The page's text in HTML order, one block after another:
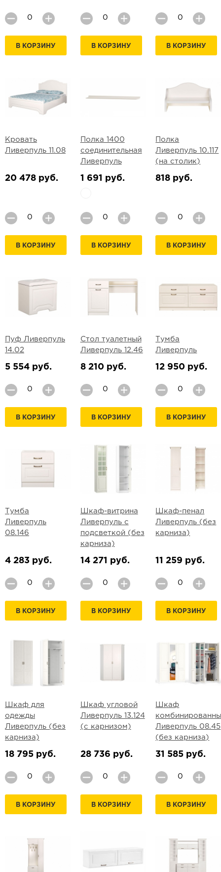
В КОРЗИНУ В КОРЗИНУ В КОРЗИНУ
Кровать
Ливерпуль 11.08
20 478 руб.
В КОРЗИНУ
Полка 1400
соединительная
Ливерпуль
1 691 руб.
В КОРЗИНУ
Полка
Ливерпуль 10.117
(на столик)
818 руб.
В КОРЗИНУ
Пуф Ливерпуль
14.02
5 554 руб.
В КОРЗИНУ
Стол туалетный
Ливерпуль 12.46
8 210 руб.
В КОРЗИНУ
Тумба
Ливерпуль
12 950 руб.
В КОРЗИНУ
Тумба
Ливерпуль
08.146
4 283 руб.
В КОРЗИНУ
Шкаф-витрина
Ливерпуль с
подсветкой (без
карниза)
14 271 руб.
В КОРЗИНУ
Шкаф-пенал
Ливерпуль (без
карниза)
11 259 руб.
В КОРЗИНУ
Шкаф для
одежды
Ливерпуль (без
карниза)
18 795 руб.
В КОРЗИНУ
Шкаф угловой
Ливерпуль 13.124
(с карнизом)
28 736 руб.
В КОРЗИНУ
Шкаф
Ливерпуль 08.45
(без карниза)
31 585 руб.
В КОРЗИНУ